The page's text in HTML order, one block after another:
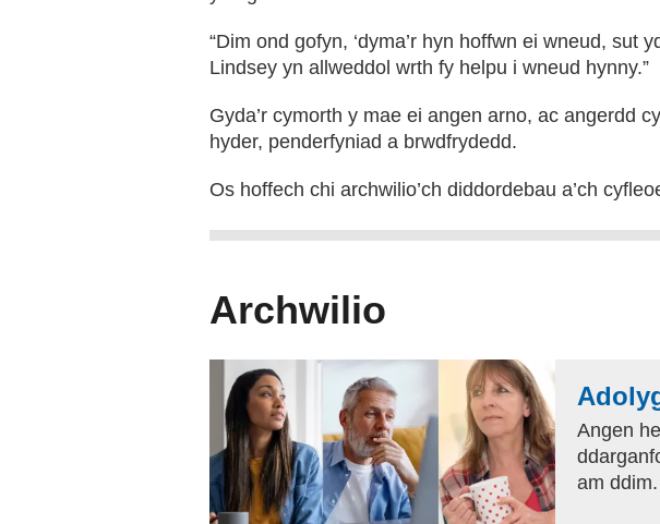
“Dim ond gofyn, ‘dyma’r hyn hoffwn ei wneud, sut
Lindsey yn allweddol wrth fy helpu i wneud hynny.”
Gyda’r cymorth y mae ei angen arno, ac angerdd
hyder, penderfyniad a brwdfrydedd.
Os hoffech chi archwilio’ch diddordebau a’ch
Archwilio
Angen
am ddim.